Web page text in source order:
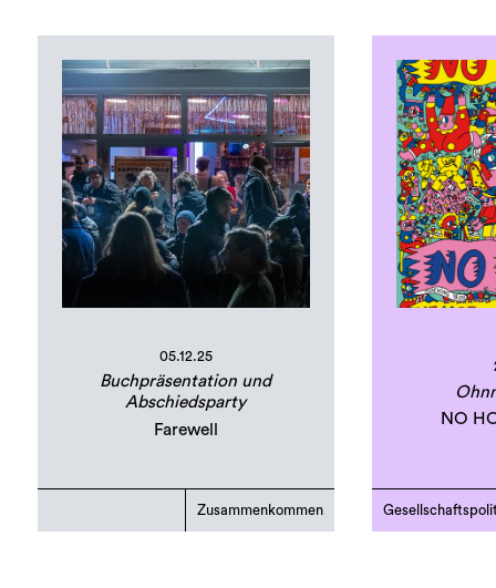
05.12.25
Buchpräsentation und
Abschiedsparty
Farewell
Zusammenkommen
NO